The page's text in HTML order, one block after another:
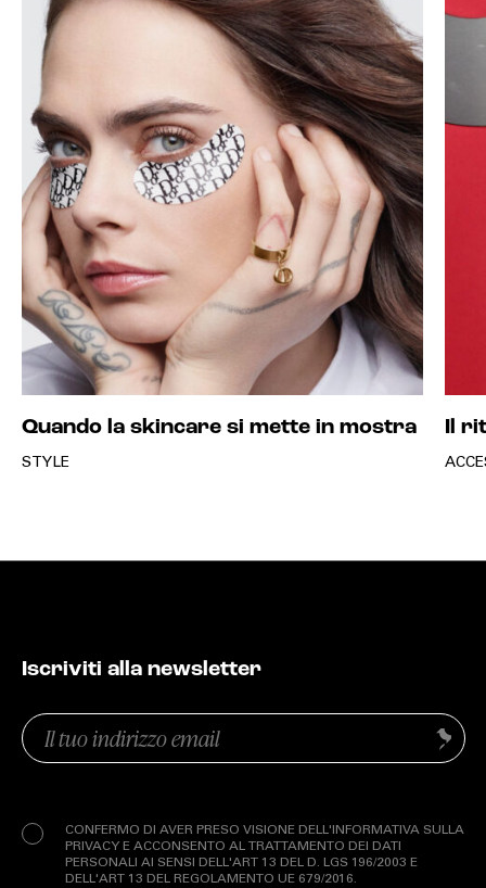
Quando la skincare si mette in mostra
STYLE
Il
Iscriviti alla newsletter
Email
(Obbligatorio)
CONFERMO DI AVER PRESO VISIONE DELL'INFORMATIVA SULLA
PRIVACY E ACCONSENTO AL TRATTAMENTO DEI DATI
PERSONALI AI SENSI DELL'ART 13 DEL D. LGS 196/2003 E
DELL'ART 13 DEL REGOLAMENTO UE 679/2016.
Invia